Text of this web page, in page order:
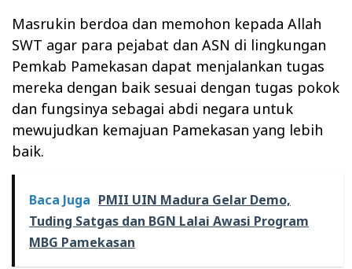
Masrukin berdoa dan memohon kepada Allah
SWT agar para pejabat dan ASN di lingkungan
Pemkab Pamekasan dapat menjalankan tugas
mereka dengan baik sesuai dengan tugas pokok
dan fungsinya sebagai abdi negara untuk
mewujudkan kemajuan Pamekasan yang lebih
baik.
Baca Juga PMII UIN Madura Gelar Demo,
Tuding Satgas dan BGN Lalai Awasi Program
MBG Pamekasan